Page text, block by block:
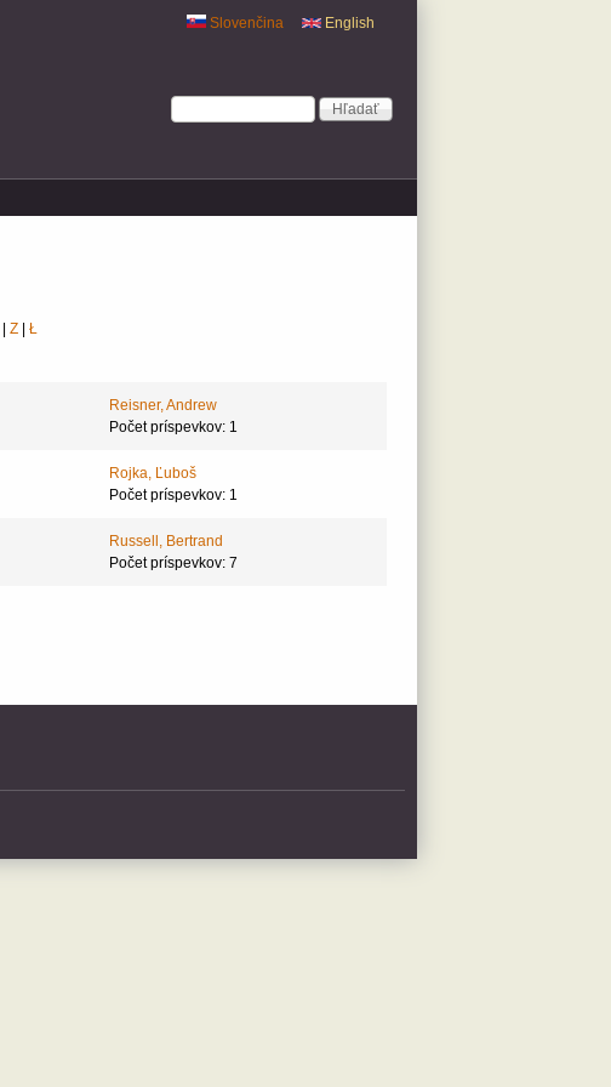
English
Slovenčina
Vyhľadávanie
Hľadať
Z
Ł
Reisner, Andrew
Počet príspevkov: 1
Rojka, Ľuboš
Počet príspevkov: 1
Russell, Bertrand
Počet príspevkov: 7